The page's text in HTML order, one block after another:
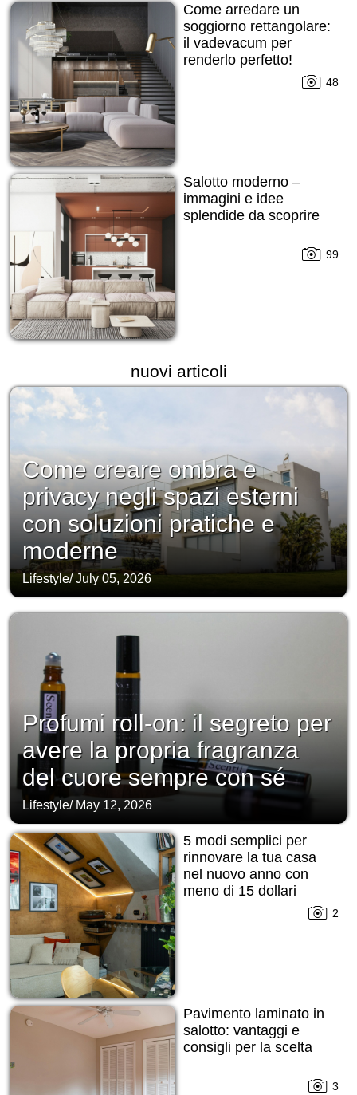
Come arredare un
soggiorno rettangolare:
il vadevacum per
renderlo perfetto!
48
Salotto moderno –
immagini e idee
splendide da scoprire
99
nuovi articoli
Come creare ombra e
privacy negli spazi esterni
con soluzioni pratiche e
moderne
Lifestyle/July 05, 2026
Profumi roll-on: il segreto per
avere la propria fragranza
del cuore sempre con sé
Lifestyle/ May 12, 2026
5 modi semplici per
rinnovare la tua casa
nel nuovo anno con
meno di 15 dollari
2
Pavimento laminato in
salotto: vantaggi e
consigli per la scelta
3